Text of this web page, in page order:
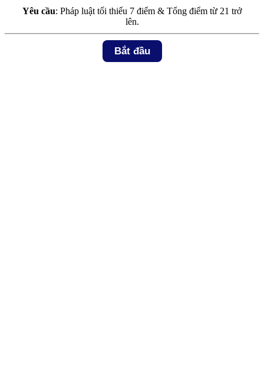
Yêu cầu: Pháp luật tối thiểu 7 điểm & Tổng điểm từ 21 trở
lên.